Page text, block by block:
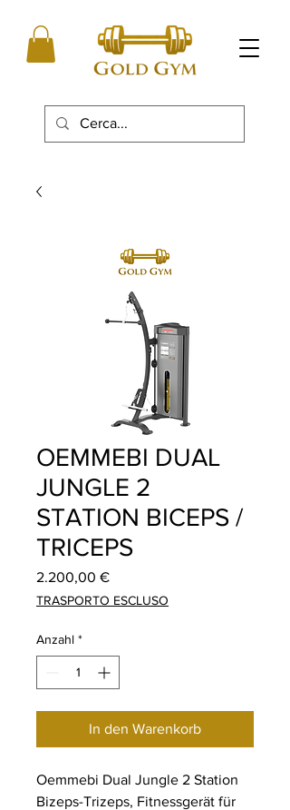
OEMMEBI DUAL
JUNGLE 2
STATION BICEPS /
TRICEPS
2.200,00 €Preis
TRASPORTO ESCLUSO
Anzahl *
In den Warenkorb
Oemmebi Dual Jungle 2 Station
Bizeps-Trizeps, Fitnessgerät für